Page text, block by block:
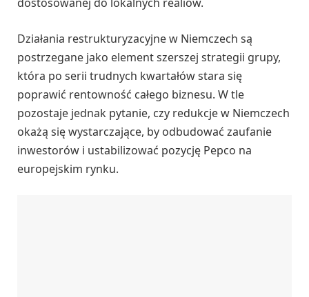
Działania restrukturyzacyjne w Niemczech są
postrzegane jako element szerszej strategii grupy,
która po serii trudnych kwartałów stara się
poprawić rentowność całego biznesu. W tle
pozostaje jednak pytanie, czy redukcje w Niemczech
okażą się wystarczające, by odbudować zaufanie
inwestorów i ustabilizować pozycję Pepco na
europejskim rynku.